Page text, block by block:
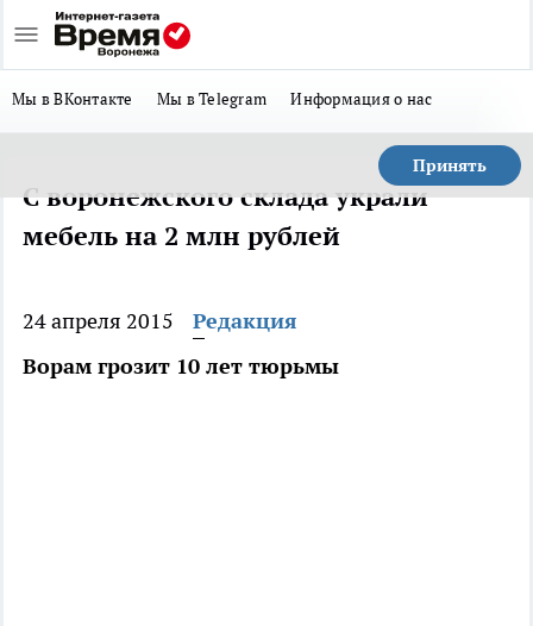
Мы в ВКонтакте Мы в Telegram Информация о нас
Принять
С воронежского склада украли
мебель на 2 млн рублей
24 апреля 2015
Редакция
Ворам грозит 10 лет тюрьмы